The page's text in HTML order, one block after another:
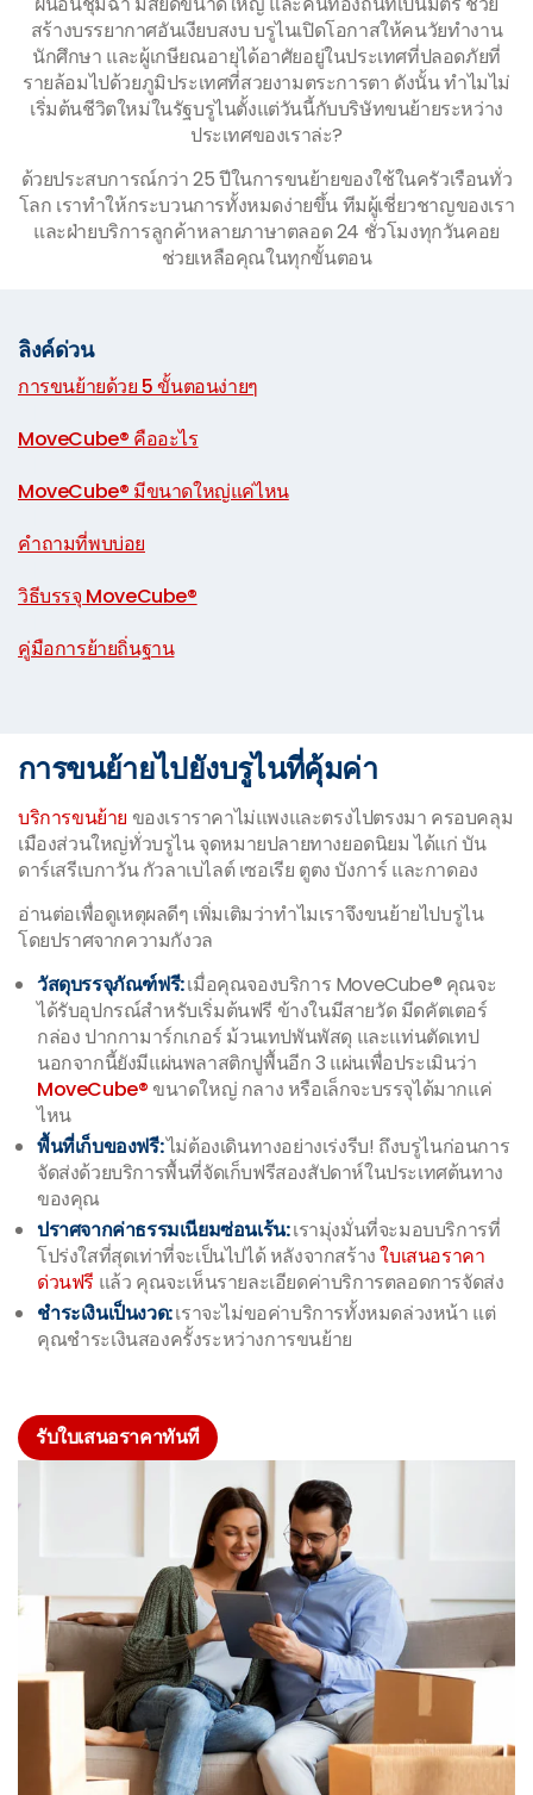
สร้างบรรยากาศอันเงียบสงบ บรูไนเปิดโอกาสให้คนวัยทำงาน
นักศึกษา และผู้เกษียณอายุได้อาศัยอยู่ในประเทศที่ปลอดภัยที่
รายล้อมไปด้วยภูมิประเทศที่สวยงามตระการตา ดังนั้น ทำไมไม่
เริ่มต้นชีวิตใหม่ในรัฐบรูไนตั้งแต่วันนี้กับบริษัทขนย้ายระหว่าง
ประเทศของเราล่ะ?
ด้วยประสบการณ์กว่า 25 ปีในการขนย้ายของใช้ในครัวเรือนทั่ว
โลก เราทำให้กระบวนการทั้งหมดง่ายขึ้น ทีมผู้เชี่ยวชาญของเรา
และฝ่ายบริการลูกค้าหลายภาษาตลอด 24 ชั่วโมงทุกวันคอย
ช่วยเหลือคุณในทุกขั้นตอน
ลิงค์ด่วน
การขนย้ายด้วย 5 ขั้นตอนง่ายๆ
MoveCube® คืออะไร
MoveCube® มีขนาดใหญ่แค่ไหน
คำถามที่พบบ่อย
วิธีบรรจุ MoveCube®
คู่มือการย้ายถิ่นฐาน
การขนย้ายไปยังบรูไนที่คุ้มค่า
บริการขนย้าย ของเราราคาไม่แพงและตรงไปตรงมา ครอบคลุม
เมืองส่วนใหญ่ทั่วบรูไน จุดหมายปลายทางยอดนิยม ได้แก่ บัน
ดาร์เสรีเบกาวัน กัวลาเบไลต์ เซอเรีย ตูตง บังการ์ และกาดอง
อ่านต่อเพื่อดูเหตุผลดีๆ เพิ่มเติมว่าทำไมเราจึงขนย้ายไปบรูไน
โดยปราศจากความกังวล
วัสดุบรรจุภัณฑ์ฟรี:เมื่อคุณจองบริการ MoveCube® คุณจะ
ได้รับอุปกรณ์สำหรับเริ่มต้นฟรี ข้างในมีสายวัด มีดคัตเตอร์
กล่อง ปากกามาร์กเกอร์ ม้วนเทปพันพัสดุ และแท่นตัดเทป
นอกจากนี้ยังมีแผ่นพลาสติกปูพื้นอีก 3 แผ่นเพื่อประเมินว่า
MoveCube®ขนาดใหญ่ กลาง หรือเล็กจะบรรจุได้มากแค่
ไหน
พื้นที่เก็บของฟรี:ไม่ต้องเดินทางอย่างเร่งรีบ! ถึงบรูไนก่อนการ
จัดส่งด้วยบริการพื้นที่จัดเก็บฟรีสองสัปดาห์ในประเทศต้นทาง
ของคุณ
ปราศจากค่าธรรมเนียมซ่อนเร้น:เรามุ่งมั่นที่จะมอบบริการที่
โปร่งใสที่สุดเท่าที่จะเป็นไปได้ หลังจากสร้างใบเสนอราคา
ด่วนฟรี แล้ว คุณจะเห็นรายละเอียดค่าบริการตลอดการจัดส่ง
ชำระเงินเป็นงวด:เราจะไม่ขอค่าบริการทั้งหมดล่วงหน้า แต่
คุณชำระเงินสองครั้งระหว่างการขนย้าย
รับใบเสนอราคาทันที